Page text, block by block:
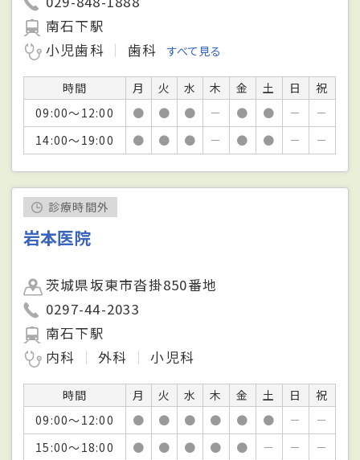
南石下駅
小児歯科
歯科 すべて見る
時間 月 火 水 木 金 土 日
祝
09:00～12:00
● ● ● － ● ● －
－
14:00～19:00
● ● ● － ● ● － －
診療時間外
岩本医院
茨城県坂東市沓掛850番地
0297-44-2033
南石下駅
内科
外科 小児科
時間 月 火 水 木 金 土 日
祝
09:00～12:00
● ● ● ● ● ● －
－
15:00～18:00
● ● ● ● ● － － －